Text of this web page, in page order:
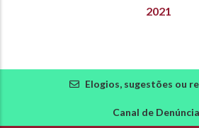
2021
Elogios, sugestões ou
Canal de